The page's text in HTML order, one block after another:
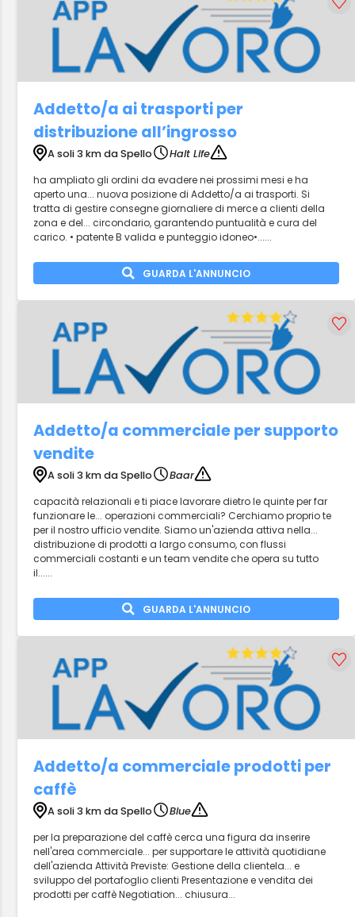
Addetto/a ai trasporti per
distribuzione all’ingrosso
A soli 3 km da Spello
Halt Life
ha ampliato gli ordini da evadere nei prossimi mesi e ha
aperto una... nuova posizione di Addetto/a ai trasporti. Si
tratta di gestire consegne giornaliere di merce a clienti della
zona e del... circondario, garantendo puntualità e cura del
carico. • patente B valida e punteggio idoneo•......
GUARDA L'ANNUNCIO
Addetto/a commerciale per supporto
vendite
A soli 3 km da Spello
Baar
capacità relazionali e ti piace lavorare dietro le quinte per far
funzionare le... operazioni commerciali? Cerchiamo proprio te
per il nostro ufficio vendite. Siamo un'azienda attiva nella...
distribuzione di prodotti a largo consumo, con flussi
commerciali costanti e un team vendite che opera su tutto
il......
GUARDA L'ANNUNCIO
Addetto/a commerciale prodotti per
caffè
A soli 3 km da Spello
Blue
per la preparazione del caffè cerca una figura da inserire
nell'area commerciale... per supportare le attività quotidiane
dell'azienda Attività Previste: Gestione della clientela... e
sviluppo del portafoglio clienti Presentazione e vendita dei
prodotti per caffè Negotiation... chiusura...